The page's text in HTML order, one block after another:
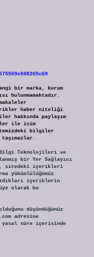
bir marka, kurum
bulunmamaktadır.
haber niteliği
hakkında paylaşım
ile isim
bilgiler
Bilgi Teknolojileri ve
bir Yer Sağlayıcı
sitedeki içerikleri
yükümlülüğümüz
içeriklerin
olarak bu
düşündüğünüz
adresine
süre içerisinde